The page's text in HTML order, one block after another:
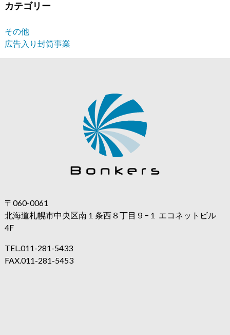
カテゴリー
その他
広告入り封筒事業
〒060-0061
北海道札幌市中央区南１条西８丁目９−１ エコネットビル
4F
TEL. 011-281-5433
FAX.011-281-5453